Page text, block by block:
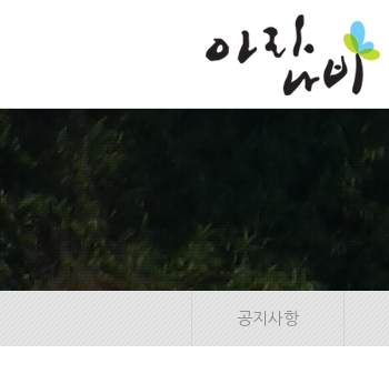
공지사항